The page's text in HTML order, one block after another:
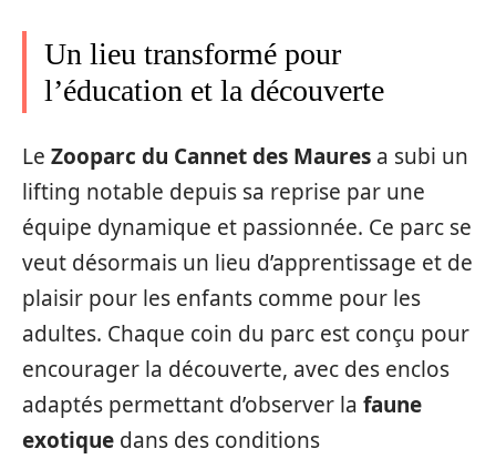
Un lieu transformé pour
l’éducation et la découverte
Le Zooparc du Cannet des Maures a subi un
lifting notable depuis sa reprise par une
équipe dynamique et passionnée. Ce parc se
veut désormais un lieu d’apprentissage et de
plaisir pour les enfants comme pour les
adultes. Chaque coin du parc est conçu pour
encourager la découverte, avec des enclos
adaptés permettant d’observer la faune
exotique dans des conditions